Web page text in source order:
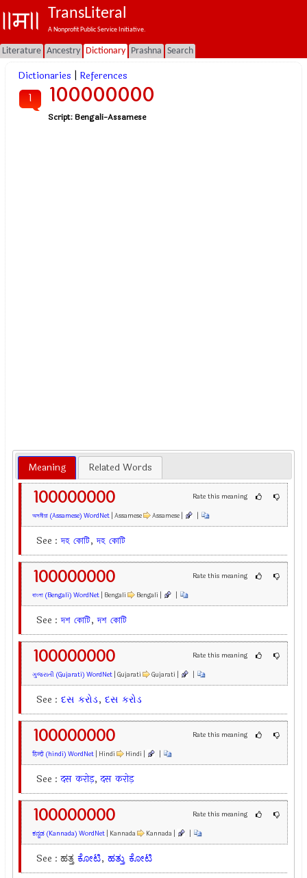
TransLiteral
A Nonprofit Public Service Initiative.
Literature Ancestry Dictionary Prashna Search
Dictionaries References
1 100000000
Script:Bengali-Assamese
Meaning Related Words
Rate this meaning
100000000
অসমীয়া (Assamese) WordNet | Assamese Assamese | |
See :দহ কোটি,দহ কোটি
Rate this meaning
100000000
বাংলা (Bengali) WordNet | Bengali Bengali | |
See :দশ কোটি,দশ কোটি
Rate this meaning
100000000
ગુજરાતી (Gujarati) WordNet | Gujarati Gujarati | |
See : દસ કરોડ, દસ કરોડ
Rate this meaning
100000000
हिन्दी (hindi) WordNet | Hindi Hindi | |
See :दस करोड़,दस करोड़
Rate this meaning
100000000
ಕನ್ನಡ (Kannada) WordNet | Kannada Kannada | |
See : ಹತ್ತ ಕೋಟಿ, ಹತ್ತು ಕೋಟಿ